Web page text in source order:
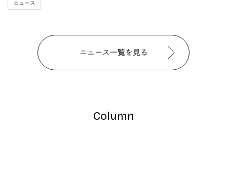
ニュース
ニュース一覧を見る
Column